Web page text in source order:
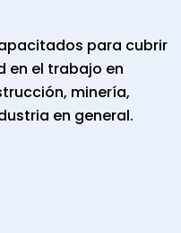
para cubrir
en el trabajo en
minería,
en general.